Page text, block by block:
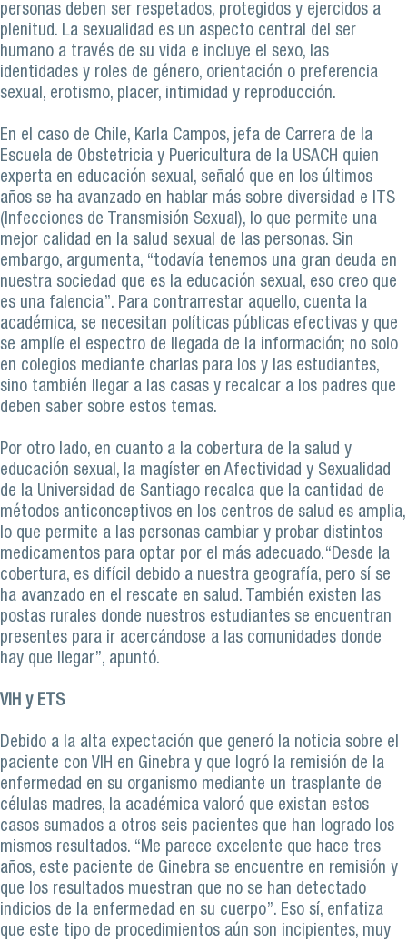
personas deben ser respetados, protegidos y ejercidos a
plenitud. La sexualidad es un aspecto central del ser
humano a través de su vida e incluye el sexo, las
identidades y roles de género, orientación o preferencia
sexual, erotismo, placer, intimidad y reproducción.
En el caso de Chile, Karla Campos, jefa de Carrera de la
Escuela de Obstetricia y Puericultura de la USACH quien
experta en educación sexual, señaló que en los últimos
años se ha avanzado en hablar más sobre diversidad e ITS
(Infecciones de Transmisión Sexual), lo que permite una
mejor calidad en la salud sexual de las personas. Sin
embargo, argumenta, “todavía tenemos una gran deuda en
nuestra sociedad que es la educación sexual, eso creo que
es una falencia”. Para contrarrestar aquello, cuenta la
académica, se necesitan políticas públicas efectivas y que
se amplíe el espectro de llegada de la información; no solo
en colegios mediante charlas para los y las estudiantes,
sino también llegar a las casas y recalcar a los padres que
deben saber sobre estos temas.
Por otro lado, en cuanto a la cobertura de la salud y
educación sexual, la magíster en Afectividad y Sexualidad
de la Universidad de Santiago recalca que la cantidad de
métodos anticonceptivos en los centros de salud es amplia,
lo que permite a las personas cambiar y probar distintos
medicamentos para optar por el más adecuado.“Desde la
cobertura, es difícil debido a nuestra geografía, pero sí se
ha avanzado en el rescate en salud. También existen las
postas rurales donde nuestros estudiantes se encuentran
presentes para ir acercándose a las comunidades donde
hay que llegar”, apuntó.
VIH y ETS
Debido a la alta expectación que generó la noticia sobre el
paciente con VIH en Ginebra y que logró la remisión de la
enfermedad en su organismo mediante un trasplante de
células madres, la académica valoró que existan estos
casos sumados a otros seis pacientes que han logrado los
mismos resultados. “Me parece excelente que hace tres
años, este paciente de Ginebra se encuentre en remisión y
que los resultados muestran que no se han detectado
indicios de la enfermedad en su cuerpo”. Eso sí, enfatiza
que este tipo de procedimientos aún son incipientes, muy